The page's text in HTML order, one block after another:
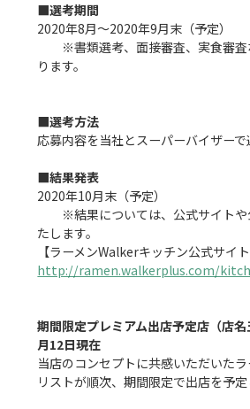
■選考期間
2020年8月〜2020年9月末（予定）
※書類選考、面接審査、実食審査
ります。
■選考方法
応募内容を当社とスーパーバイザーで
■結果発表
2020年10月末（予定）
※結果については、公式サイトや
たします。
http://ramen.walkerplus.com/
期間限定プレミアム出店予定店（店
月12日現在
当店のコンセプトに共感いただいた
リストが順次、期間限定で出店を予定